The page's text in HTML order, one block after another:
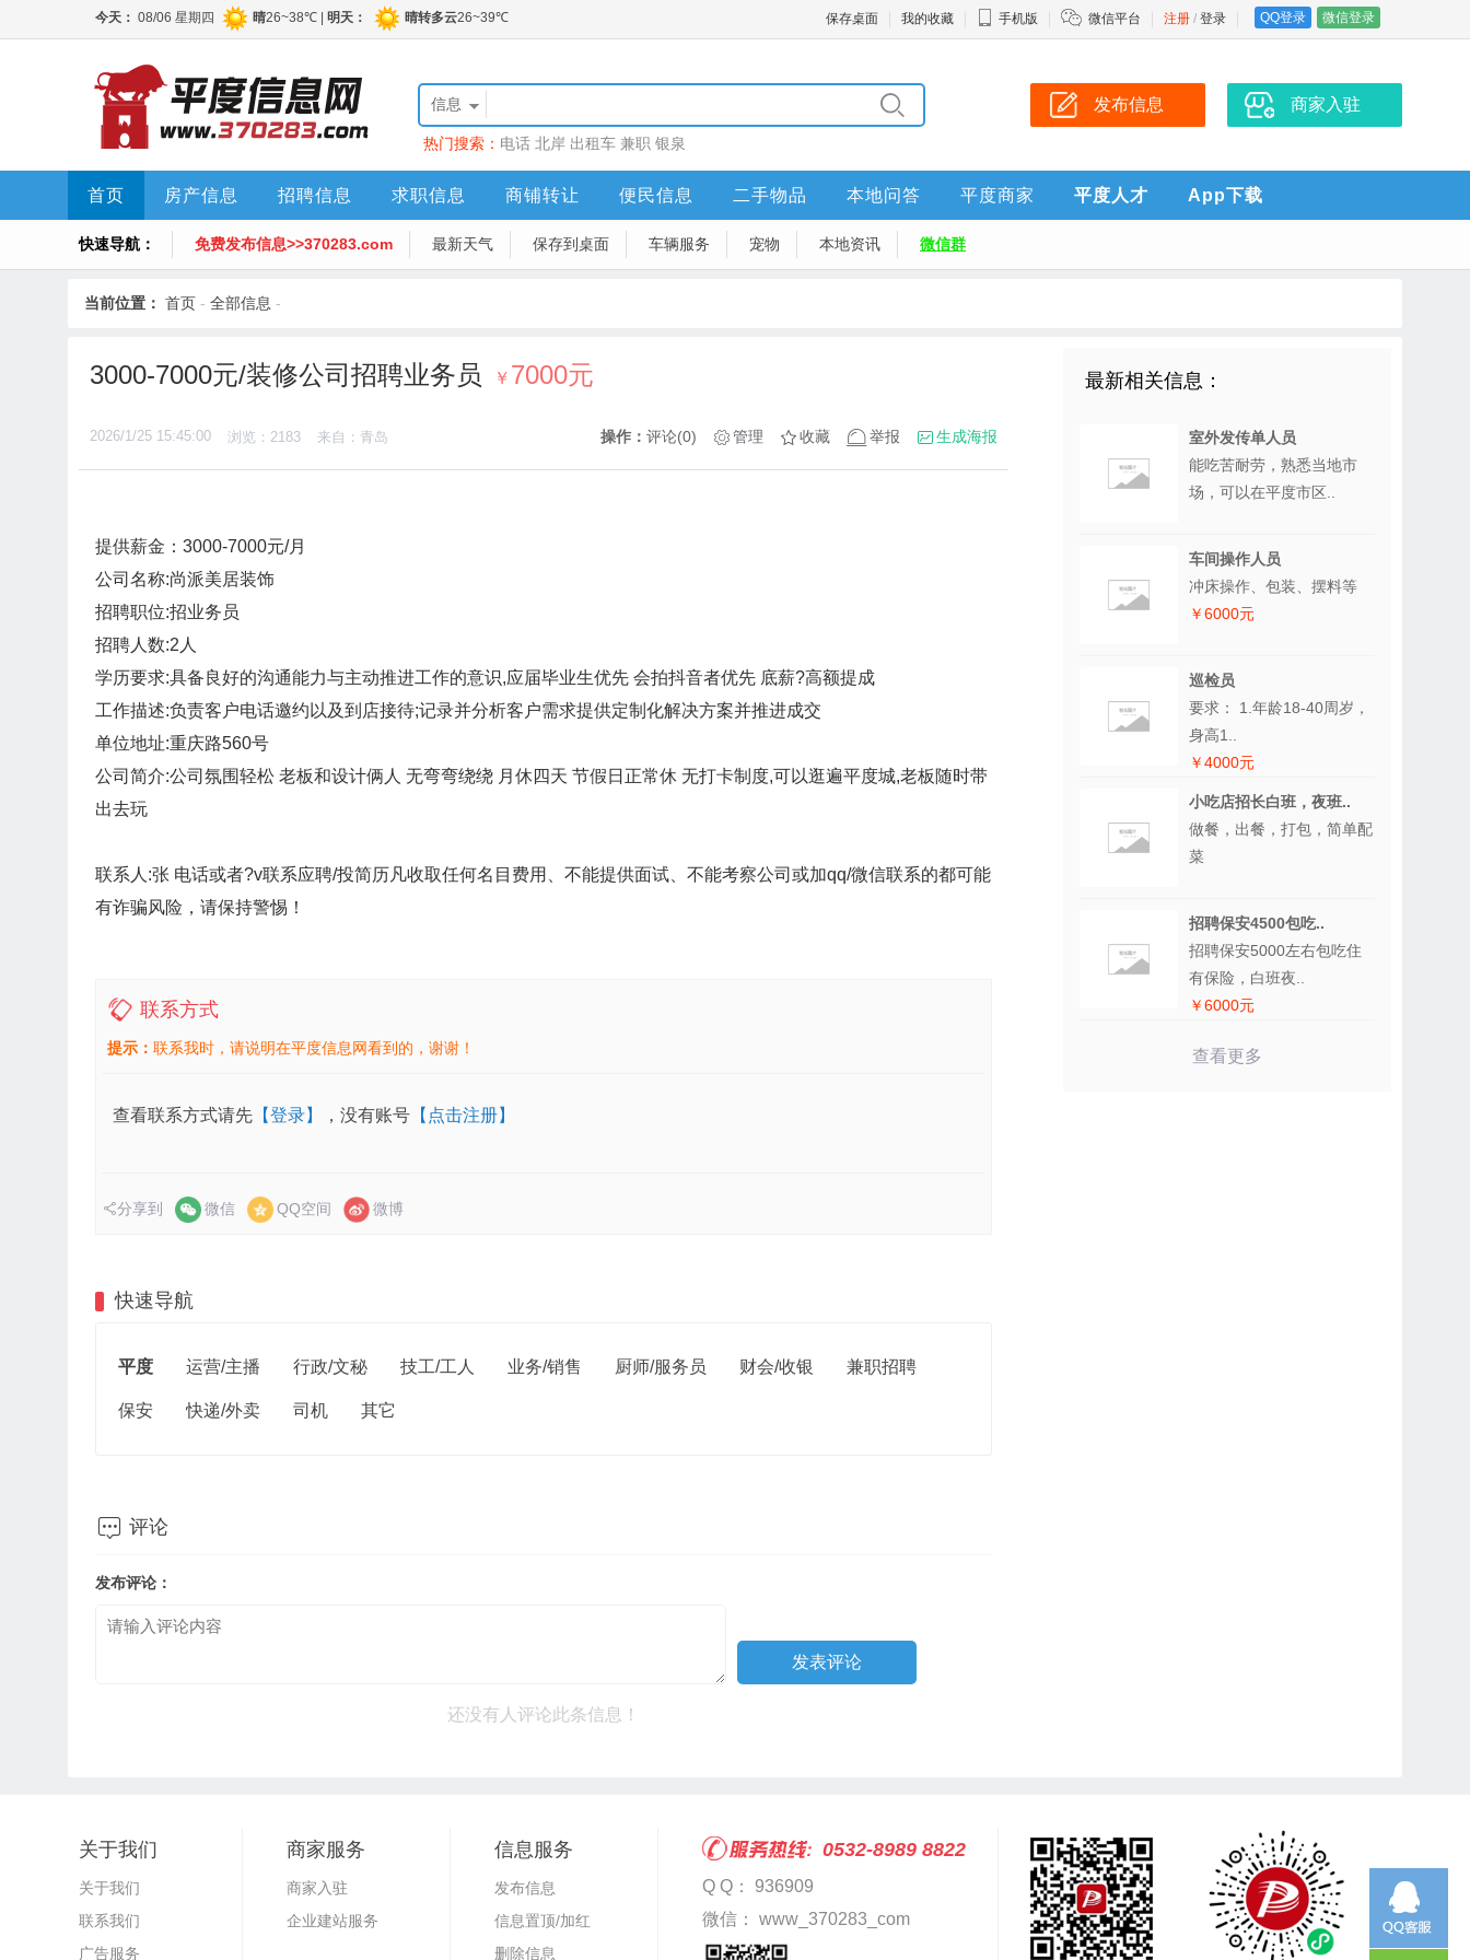
注册 / 登录 QQ登录 微信登录
保存桌面 我的收藏 手机版 微信平台
信息
热门搜索： 电话 北岸 出租车 兼职 银泉
发布信息 商家入驻
首页 房产信息 招聘信息 求职信息 商铺转让 便民信息 二手物品 本地问答 平度商家 平度人才 App下载
快速导航： 免费发布信息>>370283.com 最新天气 保存到桌面 车辆服务 宠物 本地资讯 微信群
当前位置： 首页 - 全部信息 -
3000-7000元/装修公司招聘业务员 ￥ 7000元
2026/1/25 15:45:00 浏览：2183 来自：青岛 操作： 评论(0) 管理 收藏 举报 生成海报
提供薪金：3000-7000元/月
公司名称:尚派美居装饰
招聘职位:招业务员
招聘人数:2人
学历要求:具备良好的沟通能力与主动推进工作的意识,应届毕业生优先 会拍抖音者优先 底薪?高额提成
工作描述:负责客户电话邀约以及到店接待;记录并分析客户需求提供定制化解决方案并推进成交
单位地址:重庆路560号
公司简介:公司氛围轻松 老板和设计俩人 无弯弯绕绕 月休四天 节假日正常休 无打卡制度,可以逛遍平度城,老板随时带
出去玩
联系人:张 电话或者?v联系应聘/投简历凡收取任何名目费用、不能提供面试、不能考察公司或加qq/微信联系的都可能
有诈骗风险，请保持警惕！
联系方式
提示： 联系我时，请说明在平度信息网看到的，谢谢！
查看联系方式请先 【登录】 ，没有账号 【点击注册】
分享到 微信 QQ空间 微博
快速导航
平度 运营/主播 行政/文秘 技工/工人 业务/销售 厨师/服务员 财会/收银 兼职招聘
保安 快递/外卖 司机 其它
 评论
发布评论：
还没有人评论此条信息！
最新相关信息：
室外发传单人员
能吃苦耐劳，熟悉当地市
场，可以在平度市区..
车间操作人员
冲床操作、包装、摆料等
￥6000元
巡检员
要求： 1.年龄18-40周岁，
身高1..
￥4000元
小吃店招长白班，夜班..
做餐，出餐，打包，简单配
菜
招聘保安4500包吃..
招聘保安5000左右包吃住
有保险，白班夜..
￥6000元
查看更多
关于我们
关于我们
联系我们
广告服务
商家服务
商家入驻
企业建站服务
信息服务
发布信息
信息置顶/加红
删除信息
0532-8989 8822
Q Q： 936909
微信： www_370283_com